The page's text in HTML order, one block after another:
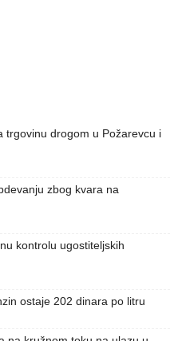
trgovinu drogom u Požarevcu i
zbog kvara na
kontrolu ugostiteljskih
ostaje 202 dinara po litru